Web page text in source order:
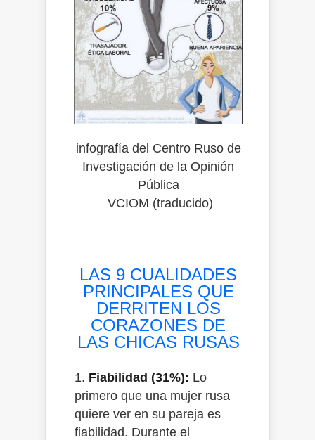
infografía del Centro Ruso de
Investigación de la Opinión
Pública
VCIOM (traducido)
LAS 9 CUALIDADES
PRINCIPALES QUE
DERRITEN LOS
CORAZONES DE
LAS CHICAS RUSAS
1. Fiabilidad (31%): Lo
primero que una mujer rusa
quiere ver en su pareja es
fiabilidad. Durante el